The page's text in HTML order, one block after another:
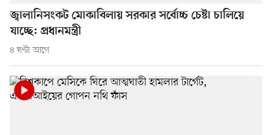
জ্বালানিসংকট মোকাবিলায় সরকার সর্বোচ্চ চেষ্টা চালিয়ে
যাচ্ছে: প্রধানমন্ত্রী
৪ ঘণ্টা আগে